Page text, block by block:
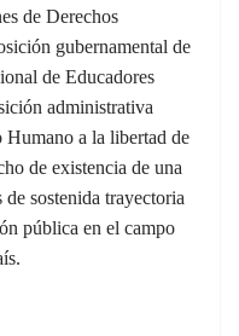
de Derechos
gubernamental de
de Educadores
administrativa
Humano a la libertad de
de existencia de una
sostenida trayectoria
pública en el campo